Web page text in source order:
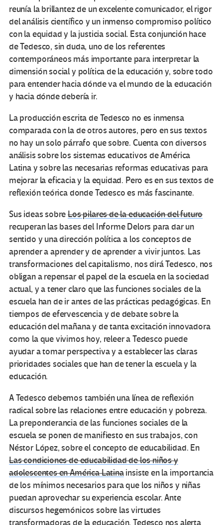
reunía la brillantez de un excelente comunicador, el rigor
del análisis científico y un inmenso compromiso político
con la equidad y la justicia social. Esta conjunción hace
de Tedesco, sin duda, uno de los referentes
contemporáneos más importante para interpretar la
dimensión social y política de la educación y, sobre todo
para entender hacia dónde va el mundo de la educación
y hacia dónde debería ir.
La producción escrita de Tedesco no es inmensa
comparada con la de otros autores, pero en sus textos
no hay un solo párrafo que sobre. Cuenta con diversos
análisis sobre los sistemas educativos de América
Latina y sobre las necesarias reformas educativas para
mejorar la eficacia y la equidad. Pero es en sus textos de
reflexión teórica donde Tedesco es más fascinante.
Sus ideas sobreLos pilares de la educación del futuro
recuperan las bases del Informe Delors para dar un
sentido y una dirección política a los conceptos de
aprender a aprender y de aprender a vivir juntos. Las
transformaciones del capitalismo, nos dirá Tedesco, nos
obligan a repensar el papel de la escuela en la sociedad
actual, y a tener claro que las funciones sociales de la
escuela han de ir antes de las prácticas pedagógicas. En
tiempos de efervescencia y de debate sobre la
educación del mañana y de tanta excitación innovadora
como la que vivimos hoy, releer a Tedesco puede
ayudar a tomar perspectiva y a establecer las claras
prioridades sociales que han de tener la escuela y la
educación.
A Tedesco debemos también una línea de reflexión
radical sobre las relaciones entre educación y pobreza.
La preponderancia de las funciones sociales de la
escuela se ponen de manifiesto en sus trabajos, con
Néstor López, sobre el concepto de educabilidad. En
Las condiciones de educabilidad de los niños y
adolescentes en América Latinainsiste en la importancia
de los mínimos necesarios para que los niños y niñas
puedan aprovechar su experiencia escolar. Ante
discursos hegemónicos sobre las virtudes
transformadoras de la educación, Tedesco nos alerta